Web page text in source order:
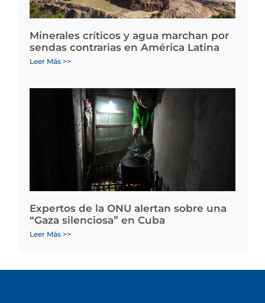
Minerales críticos y agua marchan por
sendas contrarias en América Latina
Leer Más >>
Expertos de la ONU alertan sobre una
“Gaza silenciosa” en Cuba
Leer Más >>